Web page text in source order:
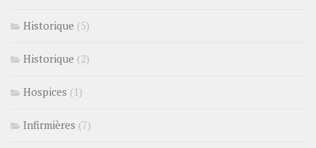
Historique (5)
Historique (2)
Hospices (1)
Infirmières (7)